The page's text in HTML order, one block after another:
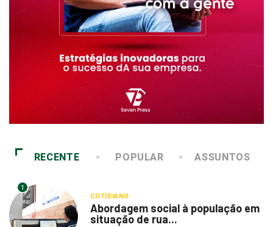
RECENTE POPULAR ASSUNTOS
1
COTIDIANO
Abordagem social à população em
situação de rua...